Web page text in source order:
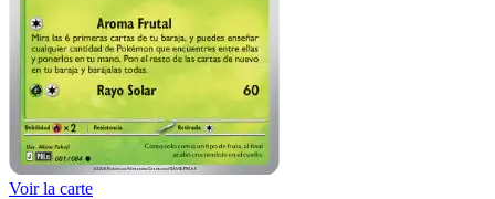
Voir la carte